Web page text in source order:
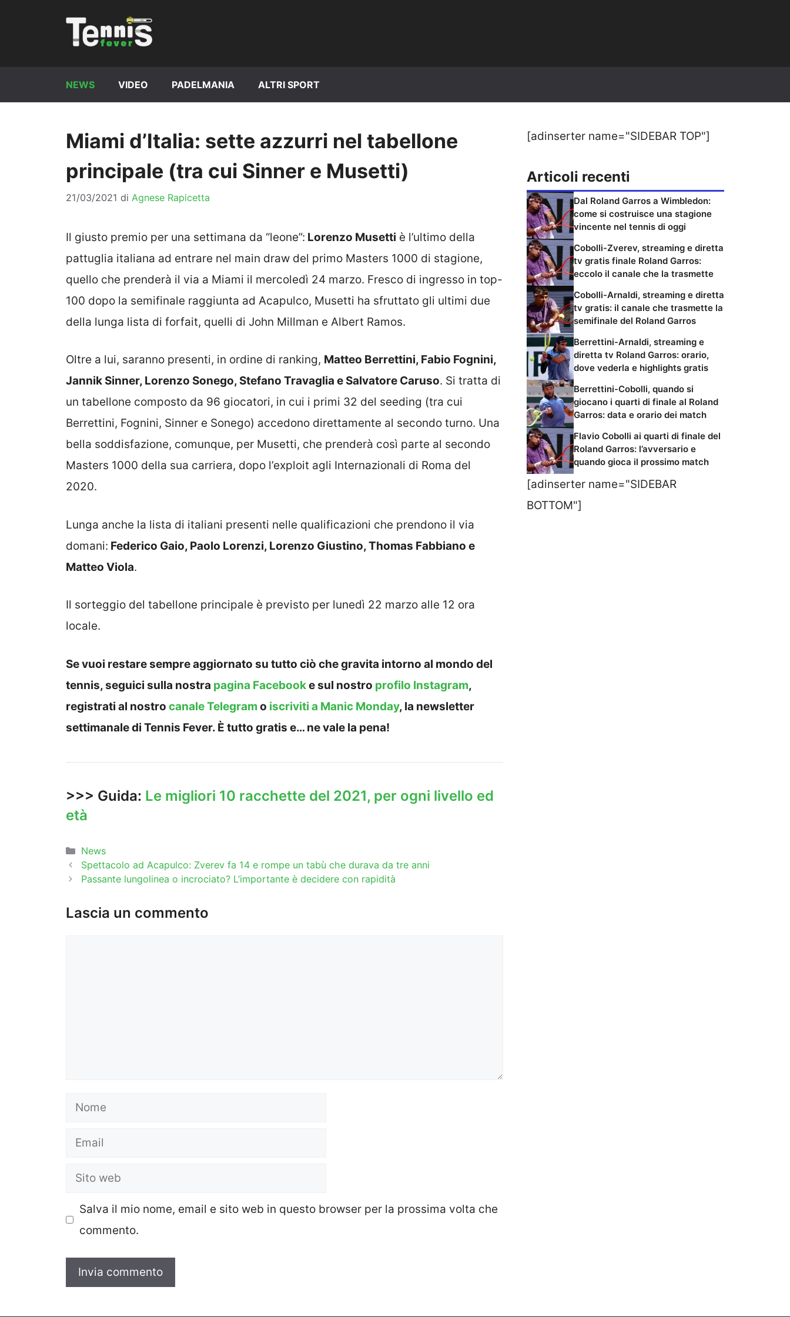
NEWS VIDEO PADELMANIA ALTRI SPORT
Miami d’Italia: sette azzurri nel tabellone
principale (tra cui Sinner e Musetti)
21/03/2021 di Agnese Rapicetta
Il giusto premio per una settimana da “leone”: Lorenzo Musetti è l’ultimo della
pattuglia italiana ad entrare nel main draw del primo Masters 1000 di stagione,
quello che prenderà il via a Miami il mercoledì 24 marzo. Fresco di ingresso in top-
100 dopo la semifinale raggiunta ad Acapulco, Musetti ha sfruttato gli ultimi due
della lunga lista di forfait, quelli di John Millman e Albert Ramos.
Oltre a lui, saranno presenti, in ordine di ranking, Matteo Berrettini, Fabio Fognini,
Jannik Sinner, Lorenzo Sonego, Stefano Travaglia e Salvatore Caruso. Si tratta di
un tabellone composto da 96 giocatori, in cui i primi 32 del seeding (tra cui
Berrettini, Fognini, Sinner e Sonego) accedono direttamente al secondo turno. Una
bella soddisfazione, comunque, per Musetti, che prenderà così parte al secondo
Masters 1000 della sua carriera, dopo l’exploit agli Internazionali di Roma del
2020.
Lunga anche la lista di italiani presenti nelle qualificazioni che prendono il via
domani: Federico Gaio, Paolo Lorenzi, Lorenzo Giustino, Thomas Fabbiano e
Matteo Viola.
Il sorteggio del tabellone principale è previsto per lunedì 22 marzo alle 12 ora
locale.
Se vuoi restare sempre aggiornato su tutto ciò che gravita intorno al mondo del
tennis, seguici sulla nostra pagina Facebooke sul nostro profilo Instagram,
registrati al nostro canale Telegramo iscriviti a Manic Monday, la newsletter
settimanale di Tennis Fever. È tutto gratis e… ne vale la pena!
>>> Guida: Le migliori 10 racchette del 2021, per ogni livello ed
età
Categorie
News
Spettacolo ad Acapulco: Zverev fa 14 e rompe un tabù che durava da tre anni
Passante lungolinea o incrociato? L’importante è decidere con rapidità
Lascia un commento
Nome
Email
Sito
Salva il mio nome, email e sito web in questo browser per la prossima volta che
commento.
[adinserter name="SIDEBAR TOP"]
Articoli recenti
Dal Roland Garros a Wimbledon:
come si costruisce una stagione
vincente nel tennis di oggi
Cobolli-Zverev, streaming e diretta
tv gratis finale Roland Garros:
eccolo il canale che la trasmette
Cobolli-Arnaldi, streaming e diretta
tv gratis: il canale che trasmette la
semifinale del Roland Garros
Berrettini-Arnaldi, streaming e
diretta tv Roland Garros: orario,
dove vederla e highlights gratis
Berrettini-Cobolli, quando si
giocano i quarti di finale al Roland
Garros: data e orario dei match
Flavio Cobolli ai quarti di finale del
Roland Garros: l’avversario e
quando gioca il prossimo match
[adinserter name="SIDEBAR
BOTTOM"]